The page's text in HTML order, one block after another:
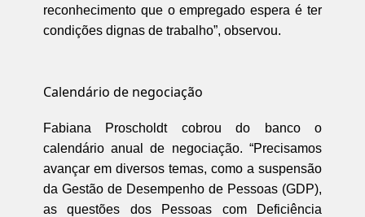
reconhecimento que o empregado espera é ter
condições dignas de trabalho”, observou.
Calendário de negociação
Fabiana Proscholdt cobrou do banco o
calendário anual de negociação. “Precisamos
avançar em diversos temas, como a suspensão
da Gestão de Desempenho de Pessoas (GDP),
as questões dos Pessoas com Deficiência